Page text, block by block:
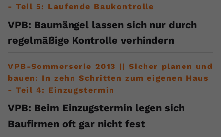
- Teil 5: Laufende Baukontrolle
VPB: Baumängel lassen sich nur durch
regelmäßige Kontrolle verhindern
VPB-Sommerserie 2013 || Sicher planen und
bauen: In zehn Schritten zum eigenen Haus
- Teil 4: Einzugstermin
VPB: Beim Einzugstermin legen sich
Baufirmen oft gar nicht fest
Zweck
eingebettete YouTube-Videos und
registriert anonyme statistische Daten.
Name yt-remote-device-id
Anbieter Youtube.com